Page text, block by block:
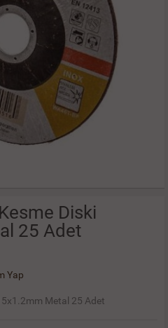
Diski
25 Adet
Yap
Metal 25 Adet